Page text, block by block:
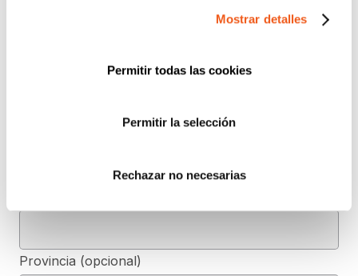
Mostrar detalles
Permitir todas las cookies
Permitir la selección
Rechazar no necesarias
Teléfono de contacto
Provincia (opcional)